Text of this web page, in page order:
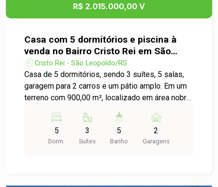
R$ 2.015.000,00 V
Casa com 5 dormitórios e piscina à
venda no Bairro Cristo Rei em São
Leopoldo
Cristo Rei - São Leopoldo/RS
Casa de 5 dormitórios, sendo 3 suítes, 5 salas,
garagem para 2 carros e um pátio amplo. Em um
terreno com 900,00 m², localizado em área nobre
ao Centro e Br116. Ainda conta com uma ótima
iluminação natural. Não deixe de conferir essa
oportunidade, agende a sua visita com a nossa
5
Dorm.
3
Suítes
5
Banho
2
Garagens